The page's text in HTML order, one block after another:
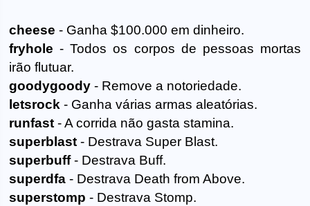
cheese - Ganha $100.000 em dinheiro.
fryhole - Todos os corpos de pessoas mortas
irão flutuar.
goodygoody - Remove a notoriedade.
letsrock - Ganha várias armas aleatórias.
runfast - A corrida não gasta stamina.
superblast - Destrava Super Blast.
superbuff- Destrava Buff.
superdfa - Destrava Death from Above.
superstomp - Destrava Stomp.